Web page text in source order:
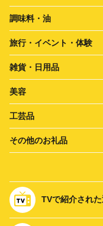
調味料・油
旅行・イベント・体験
雑貨・日用品
美容
工芸品
その他のお礼品
TVで紹介され